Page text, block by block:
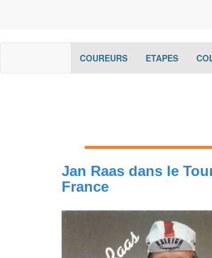
COUREURS(current)ETAPES(current)
Jan Raas dans le
France